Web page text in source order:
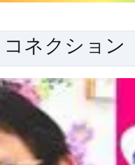
コネクション